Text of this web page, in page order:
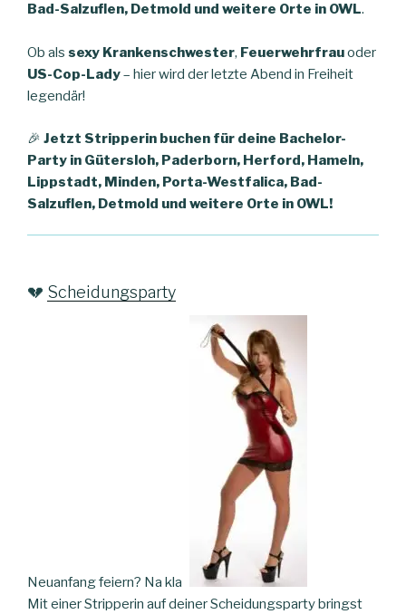
Bad-Salzuflen, Detmold und weitere Orte in OWL.
Ob als sexy Krankenschwester, Feuerwehrfrauoder
US-Cop-Lady– hier wird der letzte Abend in Freiheit
legendär!
🎉 Jetzt Stripperin buchen für deine Bachelor-
Party in Gütersloh, Paderborn, Herford, Hameln,
Lippstadt, Minden, Porta-Westfalica, Bad-
Salzuflen, Detmold und weitere Orte in OWL!
💔 Scheidungsparty
Neuanfang feiern? Na klar!
Mit einer Stripperin auf deiner Scheidungsparty bringst